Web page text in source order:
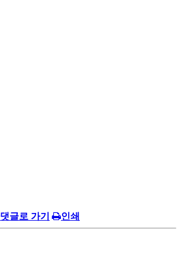
댓글로 가기 인쇄